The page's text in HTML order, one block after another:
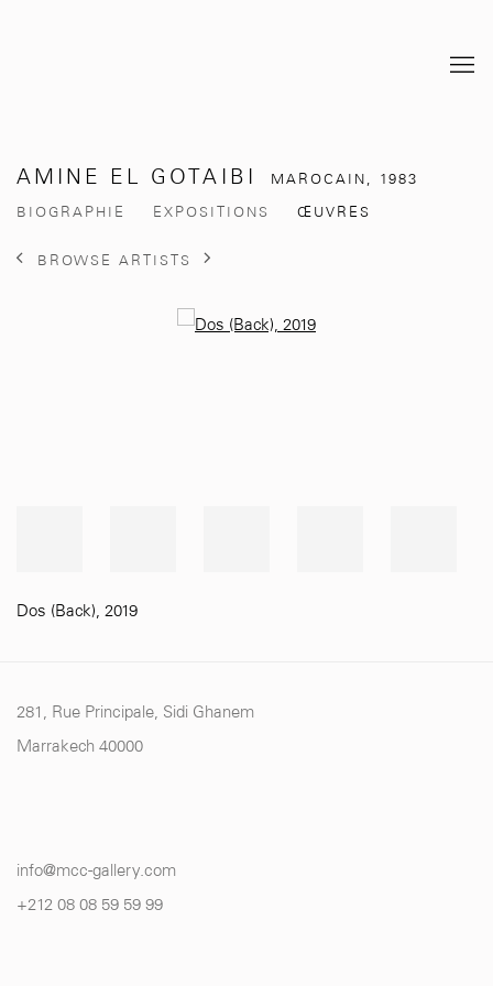
AMINE EL GOTAIBI MAROCAIN, 1983
BIOGRAPHIE
EXPOSITIONS ŒUVRES
BROWSE ARTISTS
Dos (Back), 2019
281, Rue Principale, Sidi Ghanem
Marrakech 40000
info@mcc-gallery.com
+212 08 08 59 59 99